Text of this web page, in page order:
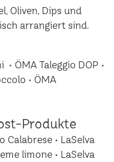
ÖMA Taleggio DOP •
• ÖMA
Produkte
Calabrese • LaSelva
limone • LaSelva